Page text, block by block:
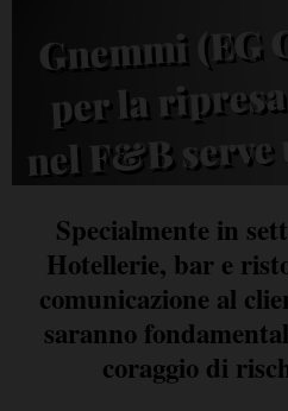
Gnemmi
per la
nel F&B
Specialmente in
Hotellerie, bar e
comunicazione al
saranno
coraggio di